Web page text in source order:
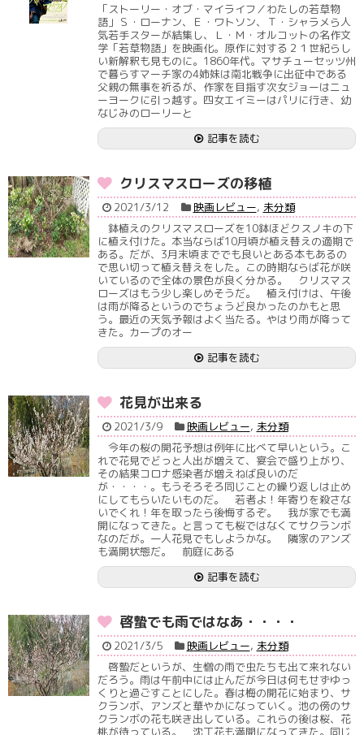
「ストーリー・オブ・マイライフ／わたしの若草物
語」Ｓ・ローナン、Ｅ・ワトソン、Ｔ・シャラメら人
気若手スターが結集し、Ｌ・Ｍ・オルコットの名作文
学「若草物語」を映画化。原作に対する２１世紀らし
い新解釈も見ものに。1860年代。マサチューセッツ州
で暮らすマーチ家の4姉妹は南北戦争に出征中である
父親の無事を祈るが、作家を目指す次女ジョーはニュ
ーヨークに引っ越す。四女エイミーはパリに行き、幼
なじみのローリーと
記事を読む
クリスマスローズの移植
2021/3/12 映画レビュー, 未分類
鉢植えのクリスマスローズを10鉢ほどクスノキの下
に植え付けた。本当ならば10月頃が植え替えの適期で
ある。だが、3月末頃まででも良いとある本もあるの
で思い切って植え替えをした。この時期ならば花が咲
いているので全体の景色が良く分かる。 クリスマス
ローズはもう少し楽しめそうだ。 植え付けは、午後
は雨が降るというのでちょうど良かったのかもと思
う。最近の天気予報はよく当たる。やはり雨が降って
きた。カープのオー
記事を読む
花見が出来る
2021/3/9 映画レビュー, 未分類
今年の桜の開花予想は例年に比べて早いという。こ
れで花見でどっと人出が増えて、宴会で盛り上がり、
その結果コロナ感染者が増えねば良いのだ
が・・・・。もうそろそろ同じことの繰り返しは止め
にしてもらいたいものだ。 若者よ！年寄りを殺さな
いでくれ！年を取ったら後悔するぞ。 我が家でも満
開になってきた。と言っても桜ではなくてサクランボ
なのだが。一人花見でもしようかな。 隣家のアンズ
も満開状態だ。 前庭にある
記事を読む
啓蟄でも雨ではなあ・・・・
2021/3/5 映画レビュー, 未分類
啓蟄だというが、生憎の雨で虫たちも出て来れない
だろう。雨は午前中には止んだが今日は何もせずゆっ
くりと過ごすことにした。春は梅の開花に始まり、サ
クランボ、アンズと華やかになっていく。池の傍のサ
クランボの花も咲き出している。これらの後は桜、花
桃が待っている。 沈丁花も満開になってきた。同じ